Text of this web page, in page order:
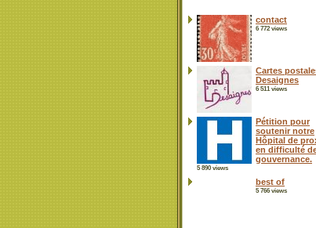
contact
6 772 views
Cartes
Desaignes
6 511 views
Pétition pour
soutenir notre
Hôpital de
en difficulté
gouvernance.
5 890 views
best of
5 766 views